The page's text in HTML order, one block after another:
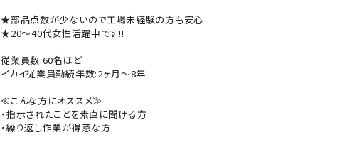
★部品点数が少ないので工場未経験の方も安心
★20～40代女性活躍中です!!
従業員数:60名ほど
イカイ従業員勤続年数:2ヶ月～8年
≪こんな方にオススメ≫
・指示されたことを素直に聞ける方
・繰り返し作業が得意な方